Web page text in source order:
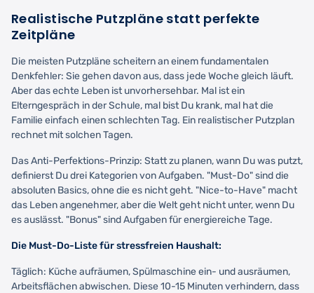
Realistische Putzpläne statt perfekte
Zeitpläne
Die meisten Putzpläne scheitern an einem fundamentalen
Denkfehler: Sie gehen davon aus, dass jede Woche gleich läuft.
Aber das echte Leben ist unvorhersehbar. Mal ist ein
Elterngespräch in der Schule, mal bist Du krank, mal hat die
Familie einfach einen schlechten Tag. Ein realistischer Putzplan
rechnet mit solchen Tagen.
Das Anti-Perfektions-Prinzip: Statt zu planen, wann Du was putzt,
definierst Du drei Kategorien von Aufgaben. "Must-Do" sind die
absoluten Basics, ohne die es nicht geht. "Nice-to-Have" macht
das Leben angenehmer, aber die Welt geht nicht unter, wenn Du
es auslässt. "Bonus" sind Aufgaben für energiereiche Tage.
Die Must-Do-Liste für stressfreien Haushalt:
Täglich: Küche aufräumen, Spülmaschine ein- und ausräumen,
Arbeitsflächen abwischen. Diese 10-15 Minuten verhindern, dass